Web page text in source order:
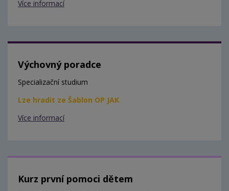
Více informací
Výchovný poradce
Specializační studium
Lze hradit ze Šablon OP JAK
Více informací
Kurz první pomoci dětem